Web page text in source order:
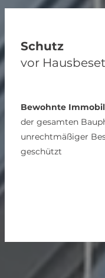
Schutz
vor
Bewohnte
der gesamten
unrechtmäßiger
geschützt